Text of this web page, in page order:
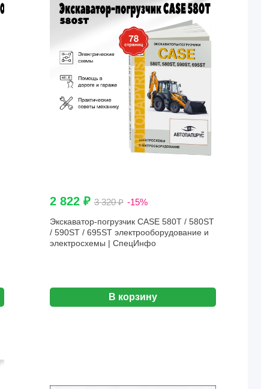
2 822 ₽3 320 ₽ -15%
Экскаватор-погрузчик CASE 580T / 580ST
/ 590ST / 695ST электрооборудование и
электросхемы | СпецИнфо
В корзину